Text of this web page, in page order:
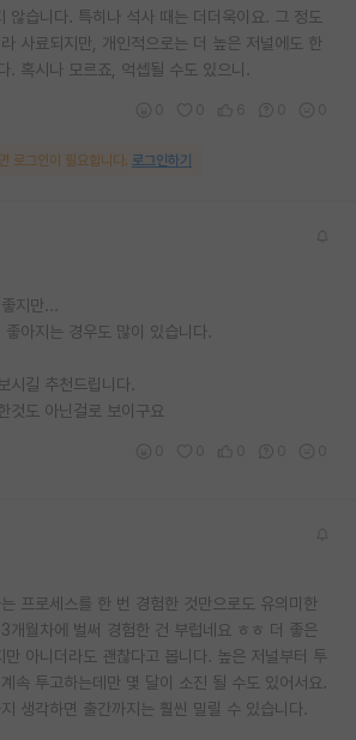
않습니다. 특히나 석사 때는 더더욱이요. 그 정도
사료되지만, 개인적으로는 더 높은 저널에도 한
. 혹시나 모르죠, 억셉될 수도 있으니.
로그인이 필요합니다. 로그인하기
지만...
아지는 경우도 많이 있습니다.
시길 추천드립니다.
것도 아닌걸로 보이구요
프로세스를 한 번 경험한 것만으로도 유의미한
개월차에 벌써 경험한 건 부럽네요 ㅎㅎ 더 좋은
아니더라도 괜찮다고 봅니다. 높은 저널부터 투
속 투고하는데만 몇 달이 소진 될 수도 있어서요.
생각하면 출간까지는 훨씬 밀릴 수 있습니다.